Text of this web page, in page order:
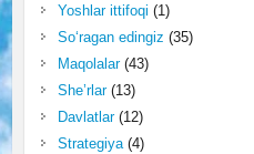
Yoshlar ittifoqi (1)
So‘ragan edingiz (35)
Maqolalar(43)
She’rlar(13)
Davlatlar(12)
Strategiya(4)